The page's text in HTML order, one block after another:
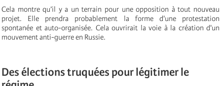
Cela montre qu’il y a un terrain pour une opposition à tout nouveau
projet. Elle prendra probablement la forme d'une protestation
spontanée et auto-organisée. Cela ouvrirait la voie à la création d'un
mouvement anti-guerre en Russie.
Des élections truquées pour légitimer le